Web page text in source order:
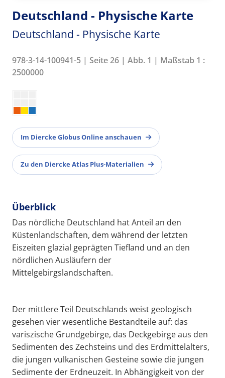
Deutschland - Physische Karte
Deutschland - Physische Karte
978-3-14-100941-5 | Seite 26 | Abb. 1 | Maßstab 1 :
2500000
Im Diercke Globus Online anschauen
Zu den Diercke Atlas Plus-Materialien
Überblick
Das nördliche Deutschland hat Anteil an den
Küstenlandschaften, dem während der letzten
Eiszeiten glazial geprägten Tiefland und an den
nördlichen Ausläufern der
Mittelgebirgslandschaften.
Der mittlere Teil Deutschlands weist geologisch
gesehen vier wesentliche Bestandteile auf: das
variszische Grundgebirge, das Deckgebirge aus den
Sedimenten des Zechsteins und des Erdmittelalters,
die jungen vulkanischen Gesteine sowie die jungen
Sedimente der Erdneuzeit. In Abhängigkeit von der